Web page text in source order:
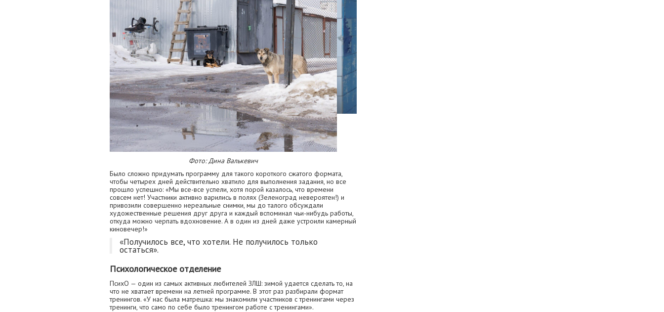
Фото: Дина Валькевич
Было сложно придумать программу для такого короткого сжатого формата,
чтобы четырех дней действительно хватило для выполнения задания, но все
прошло успешно: «Мы все-все успели, хотя порой казалось, что времени
совсем нет! Участники активно варились в полях (Зеленоград невероятен!) и
привозили совершенно нереальные снимки, мы до талого обсуждали
художественные решения друг друга и каждый вспоминал чьи-нибудь работы,
откуда можно черпать вдохновение. А в один из дней даже устроили камерный
киновечер!»
«Получилось все, что хотели. Не получилось только
остаться».
Психологическое отделение
ПсихО — один из самых активных любителей ЗЛШ: зимой удается сделать то, на
что не хватает времени на летней программе. В этот раз разбирали формат
тренингов. «У нас была матрешка: мы знакомили участников с тренингами через
тренинги, что само по себе было тренингом работе с тренингами».